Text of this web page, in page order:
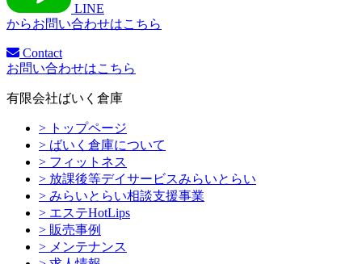
LINE
からお問い合わせはこちら
Contact
お問い合わせはこちら
有限会社ばいく倉庫
> トップページ
> ばいく倉庫について
> フィットネス
> 放課後等デイサービスみらいとらい
> みらいとらい相談支援事業
> エステHotLips
> 販売事例
> メンテナンス